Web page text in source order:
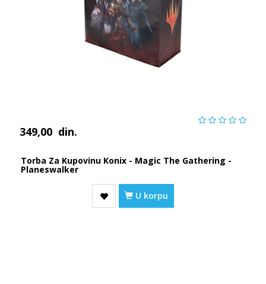
349,00 din.
Torba Za Kupovinu Konix - Magic The Gathering -
Planeswalker
U korpu